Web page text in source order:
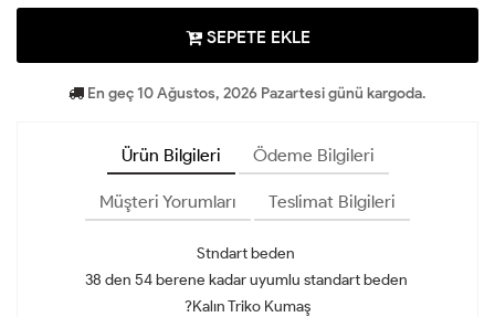
SEPETE EKLE
En geç 10 Ağustos, 2026 Pazartesi günü kargoda.
Ürün Bilgileri Ödeme Bilgileri
Müşteri Yorumları Teslimat Bilgileri
Stndart beden
38 den 54 berene kadar uyumlu standart beden
?Kalın Triko Kumaş